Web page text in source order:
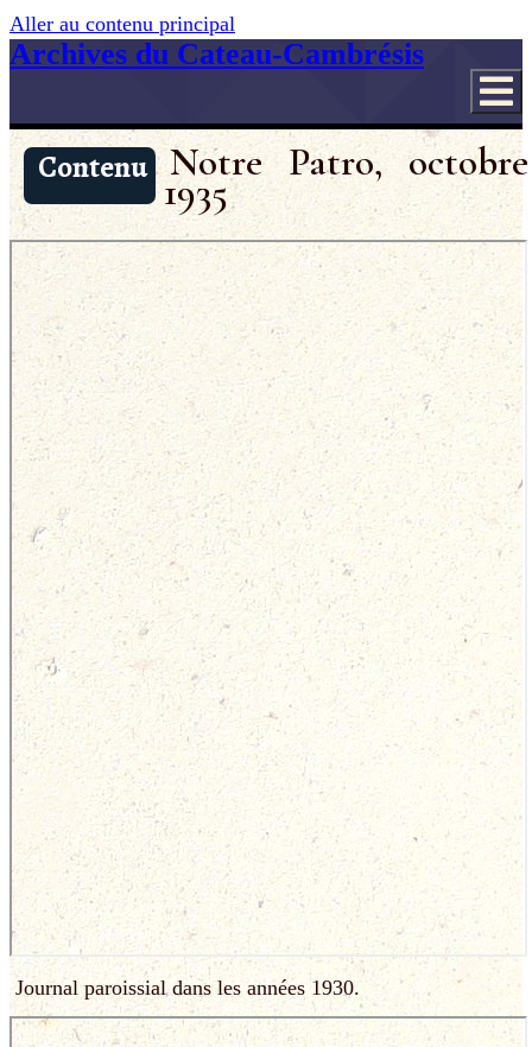
Aller au contenu principal
Archives du Cateau-Cambrésis
Contenu Notre Patro, octobre
1935
Journal paroissial dans les années 1930.